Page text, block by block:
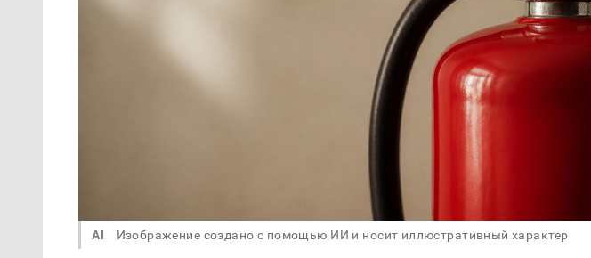
AI Изображение создано с помощью ИИ и носит иллюстративный характер